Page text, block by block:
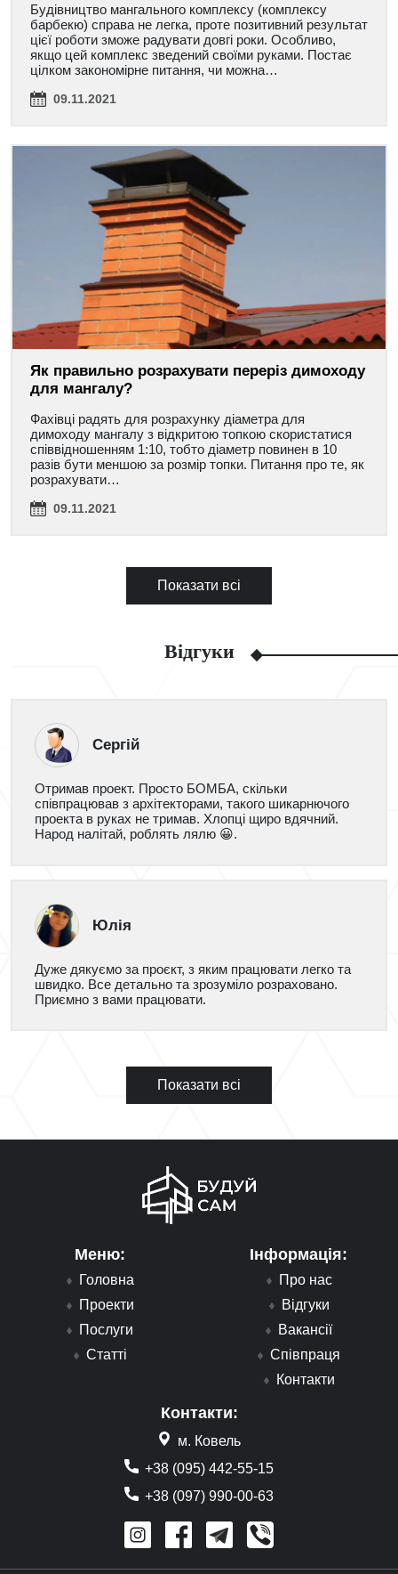
Будівництво мангального комплексу (комплексу
барбекю) справа не легка, проте позитивний результат
цієї роботи зможе радувати довгі роки. Особливо,
якщо цей комплекс зведений своїми руками. Постає
цілком закономірне питання, чи можна…
09.11.2021
Як правильно розрахувати переріз димоходу
для мангалу?
Фахівці радять для розрахунку діаметра для
димоходу мангалу з відкритою топкою скористатися
співвідношенням 1:10, тобто діаметр повинен в 10
разів бути меншою за розмір топки. Питання про те, як
розрахувати…
09.11.2021
Показати всі
Відгуки
Сергій
Отримав проект. Просто БОМБА, скільки
співпрацював з архітекторами, такого шикарнючого
проекта в руках не тримав. Хлопці щиро вдячний.
Народ налітай, роблять лялю 😀.
Юлія
Дуже дякуємо за проєкт, з яким працювати легко та
швидко. Все детально та зрозуміло розраховано.
Приємно з вами працювати.
Показати всі
Меню:
Головна
Проекти
Послуги
Статті
Інформація:
Про нас
Відгуки
Вакансії
Співпраця
Контакти
Контакти:
м. Ковель
+38 (095) 442-55-15
+38 (097) 990-00-63